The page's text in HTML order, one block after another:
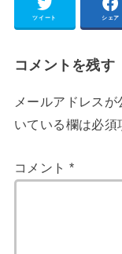
ツイート シェア
コメントを残す
メールアドレスが
いている欄は必須
コメント *